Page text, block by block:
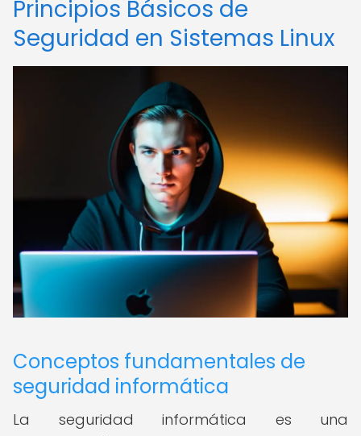
Principios Básicos de
Seguridad en Sistemas Linux
Conceptos fundamentales de
seguridad informática
La seguridad informática es una